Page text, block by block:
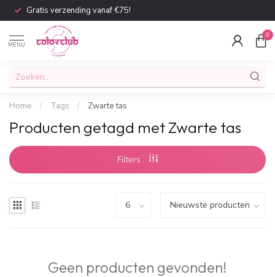
Gratis verzending vanaf €75!
MENU
0
Home / Tags / Zwarte tas
Producten getagd met Zwarte tas
Filters
Geen producten gevonden!